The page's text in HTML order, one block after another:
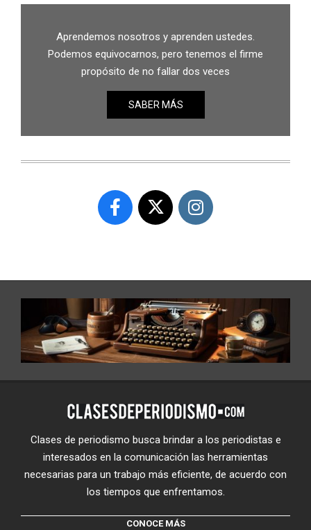
Aprendemos nosotros y aprenden ustedes.
Podemos equivocarnos, pero tenemos el firme
propósito de no fallar dos veces
SABER MÁS
Clases de periodismo busca brindar a los periodistas e
interesados en la comunicación las herramientas
necesarias para un trabajo más eficiente, de acuerdo con
los tiempos que enfrentamos.
CONOCE MÁS